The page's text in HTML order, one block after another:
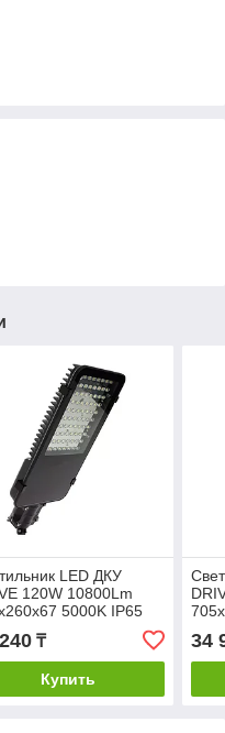
LED ДКУ
120W 10800Lm
5000K IP65
₸
Купить
34